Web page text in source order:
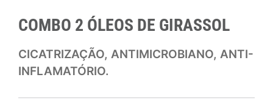
COMBO 2 ÓLEOS DE GIRASSOL
CICATRIZAÇÃO, ANTIMICROBIANO, ANTI-
INFLAMATÓRIO.